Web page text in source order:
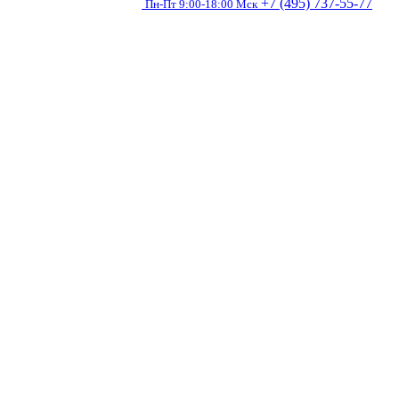
Пн-Пт 9:00-18:00 Мск +7 (495) 737-55-77